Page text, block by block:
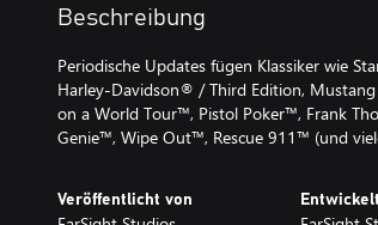
Beschreibung
Periodische Updates fügen Klassiker wie
Harley-Davidson® / Third Edition,
on a World Tour™, Pistol Poker™, Frank
Genie™, Wipe Out™, Rescue 911™ (und
Veröffentlicht von